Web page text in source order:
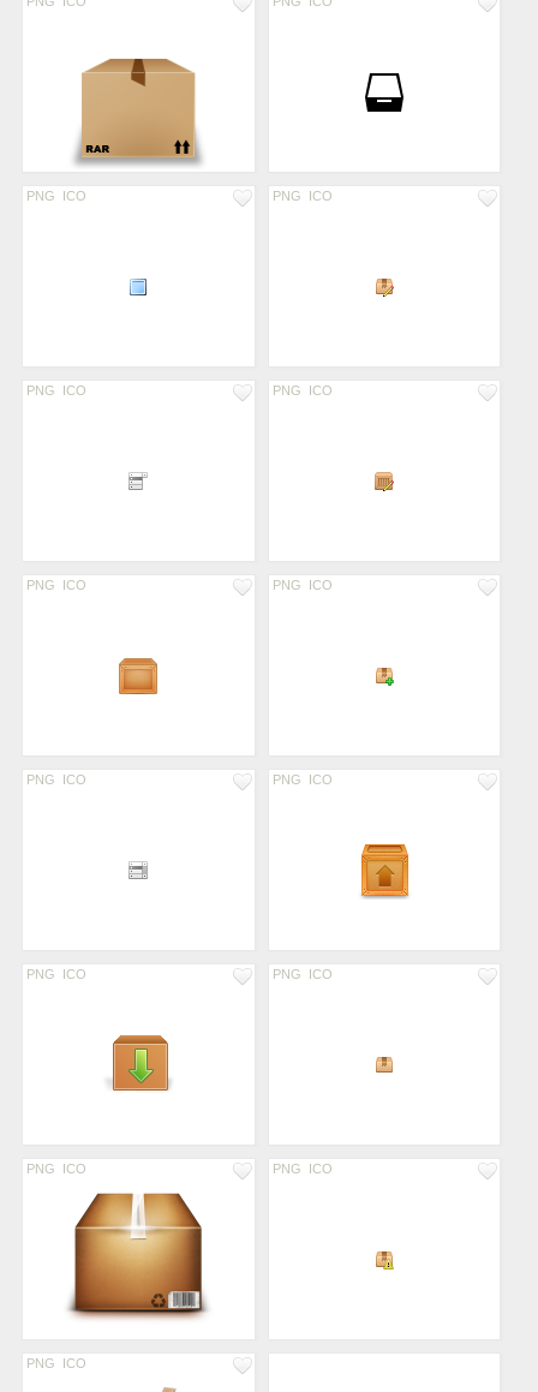
PNG ICO PNG ICO
PNG ICO PNG ICO
PNG ICO PNG ICO
PNG ICO PNG ICO
PNG ICO PNG ICO
PNG ICO PNG ICO
PNG ICO